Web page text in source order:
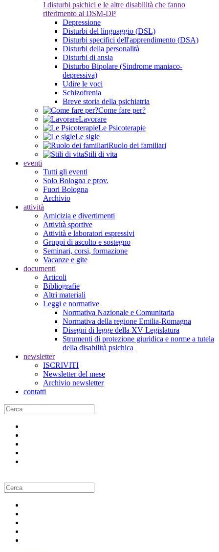
I disturbi psichici e le altre disabilità che fanno
riferimento al DSM-DP
Depressione
Disturbi del linguaggio (DSL)
Disturbi specifici dell'apprendimento (DSA)
Disturbi della personalità
Disturbi di ansia
Disturbo Bipolare (Sindrome maniaco-
depressiva)
Udire le voci
Schizofrenia
Breve storia della psichiatria
Come fare per?
Lavorare
Le Psicoterapie
Le sigle
Ruolo dei familiari
Stili di vita
eventi
Tutti gli eventi
Solo Bologna e prov.
Fuori Bologna
Archivio
attività
Amicizia e divertimenti
Attività sportive
Attività e laboratori espressivi
Gruppi di ascolto e sostegno
Seminari, corsi, formazione
Vacanze e gite
documenti
Articoli
Bibliografie
Altri materiali
Leggi e normative
Normativa Nazionale e Comunitaria
Normativa della regione Emilia-Romagna
Disegni di legge della XV Legislatura
Strumenti di protezione giuridica e norme a tutela
della disabilità psichica
newsletter
ISCRIVITI
Newsletter del mese
Archivio newsletter
contatti